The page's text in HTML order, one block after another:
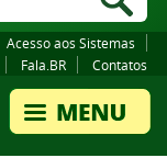
Acesso aos Sistemas
Fala.BR Contatos